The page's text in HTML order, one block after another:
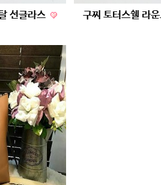
선글라스 구찌 토터스쉘 라